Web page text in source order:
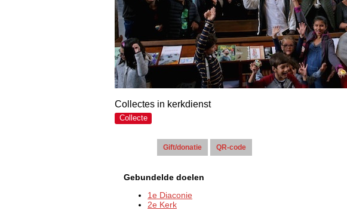
Collectes in kerkdienst
Collecte
Gebundelde doelen
1e Diaconie
2e Kerk